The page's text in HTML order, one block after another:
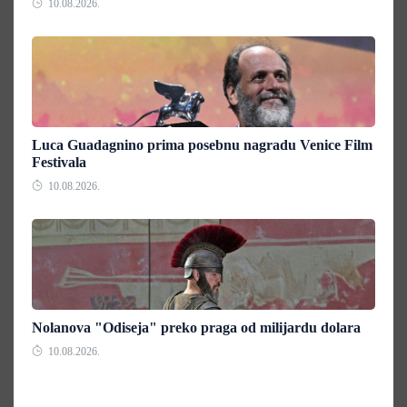
10.08.2026.
Luca Guadagnino prima posebnu nagradu Venice Film
Festivala
10.08.2026.
Nolanova "Odiseja" preko praga od milijardu dolara
10.08.2026.